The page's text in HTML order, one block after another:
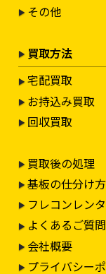
その他
買取方法
宅配買取
お持込み買取
回収買取
買取後の処理
基板の仕分け方
フレコンレン
よくあるご質問
会社概要
プライバシー